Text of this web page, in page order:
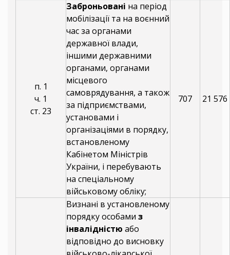
п. 1
ч. 1
ст. 23
Заброньовані на період
мобілізації та на воєнний
час за органами
державної влади,
іншими державними
органами, органами
місцевого
самоврядування, а також
за підприємствами,
установами і
організаціями в порядку,
встановленому
Кабінетом Міністрів
України, і перебувають
на спеціальному
військовому обліку;
707 21 576
Визнані в установленому
порядку особами з
інвалідністю або
відповідно до висновку